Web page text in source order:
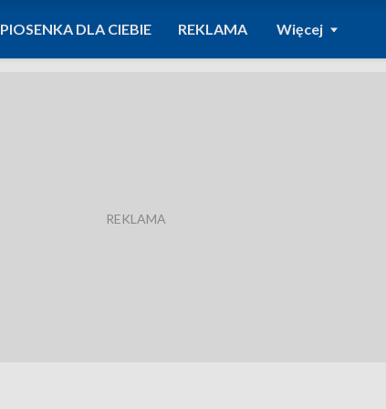
PIOSENKA DLA CIEBIE REKLAMA Więcej